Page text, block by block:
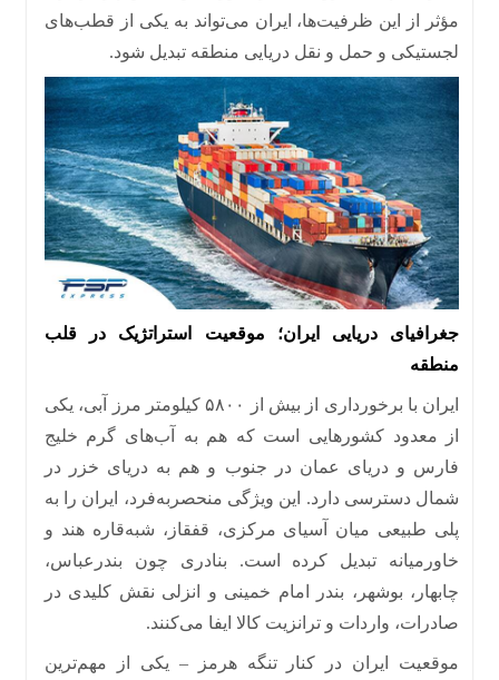
مؤثر از این ظرفیت‌ها، ایران می‌تواند به یکی از قطب‌های
لجستیکی و حمل‌ و نقل دریایی منطقه تبدیل شود.
جغرافیای دریایی ایران؛ موقعیت استراتژیک در قلب
منطقه
ایران با برخورداری از بیش از ۵۸۰۰ کیلومتر مرز آبی، یکی
از معدود کشورهایی است که هم به آب‌های گرم خلیج
فارس و دریای عمان در جنوب و هم به دریای خزر در
شمال دسترسی دارد.
این ویژگی منحصر‌به‌فرد، ایران را به
پلی طبیعی میان آسیای مرکزی، قفقاز، شبه‌قاره هند و
خاورمیانه تبدیل کرده است. بنادری چون بندرعباس،
چابهار، بوشهر، بندر امام خمینی و انزلی نقش کلیدی در
صادرات، واردات و ترانزیت کالا ایفا می‌کنند.
موقعیت ایران در کنار تنگه هرمز– یکی از مهم‌ترین